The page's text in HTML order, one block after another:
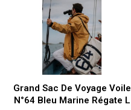
Grand Sac De Voyage Voile
N°64 Bleu Marine Régate L